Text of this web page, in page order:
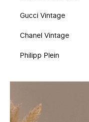
Gucci Vintage
Chanel Vintage
Philipp Plein